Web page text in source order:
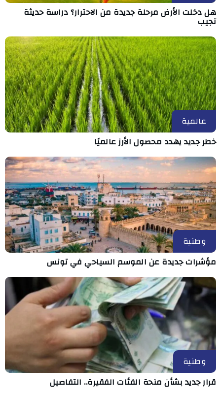
هل دخلت الأرض مرحلة جديدة من الاحترار؟ دراسة حديثة
تجيب
عالمية
خطر جديد يهدد محصول الأرز عالميًا
وطنية
مؤشرات جديدة عن الموسم السياحي في تونس
وطنية
قرار جديد بشأن منحة الفئات الفقيرة.. التفاصيل